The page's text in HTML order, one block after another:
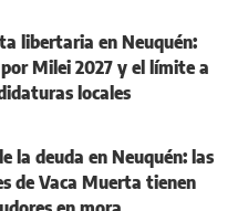
libertaria en Neuquén:
Milei 2027 y el límite a
locales
la deuda en Neuquén: las
de Vaca Muerta tienen